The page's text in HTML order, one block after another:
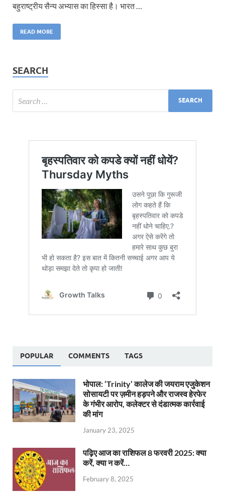
बहुराष्ट्रीय सैन्य अभ्यास का हिस्सा है। भारत …
READ MORE
SEARCH
POPULAR COMMENTS TAGS
भोपाल: ‘Trinity’ कालेज की जयराम एजुकेशन
सोसायटी पर ज़मीन हड़पने और राजस्व हेरफेर
के गंभीर आरोप, कलेक्टर से दंडात्मक कार्रवाई
की मांग
January 23, 2025
पढ़िए आज का राशिफल 8 फरवरी 2025: क्या
करें, क्या न करें…
February 8, 2025